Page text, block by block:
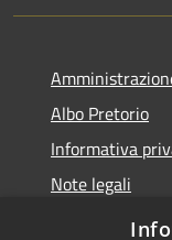
Albo Pretorio
Informativa
Note legali
Dichiarazione